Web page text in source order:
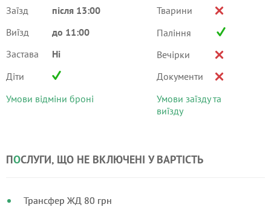
Заїзд
після 13:00
Виїзд
до 11:00
Застава
Ні
Діти
Умови відміни броні
Тварини
Паління
Вечірки
Документи
Умови заїзду та
виїзду
ПОСЛУГИ, ЩО НЕ ВКЛЮЧЕНІ У ВАРТІСТЬ
Трансфер ЖД 80 грн